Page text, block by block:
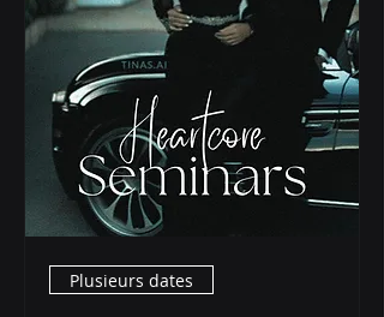
Plusieurs dates